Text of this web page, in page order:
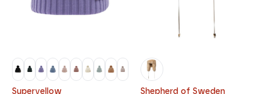
Superyellow Shepherd of Sweden